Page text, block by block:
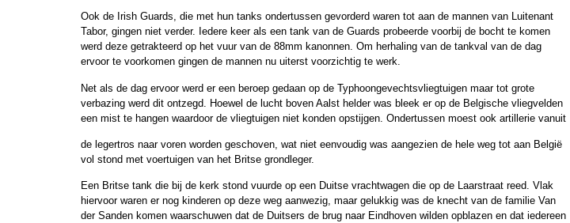
Ook de Irish Guards, die met hun tanks ondertussen gevorderd waren tot aan de mannen van Luitenant
Tabor, gingen niet verder. Iedere keer als een tank van de Guards probeerde voorbij de bocht te komen
werd deze getrakteerd op het vuur van de 88mm kanonnen. Om herhaling van de tankval van de dag
ervoor te voorkomen gingen de mannen nu uiterst voorzichtig te werk.
Net als de dag ervoor werd er een beroep gedaan op de Typhoongevechtsvliegtuigen maar tot grote
verbazing werd dit ontzegd. Hoewel de lucht boven Aalst helder was bleek er op de Belgische vliegvelden
een mist te hangen waardoor de vliegtuigen niet konden opstijgen. Ondertussen moest ook artillerie vanuit
de legertros naar voren worden geschoven, wat niet eenvoudig was aangezien de hele weg tot aan België
vol stond met voertuigen van het Britse grondleger.
Een Britse tank die bij de kerk stond vuurde op een Duitse vrachtwagen die op de Laarstraat reed. Vlak
hiervoor waren er nog kinderen op deze weg aanwezig, maar gelukkig was de knecht van de familie Van
der Sanden komen waarschuwen dat de Duitsers de brug naar Eindhoven wilden opblazen en dat iedereen